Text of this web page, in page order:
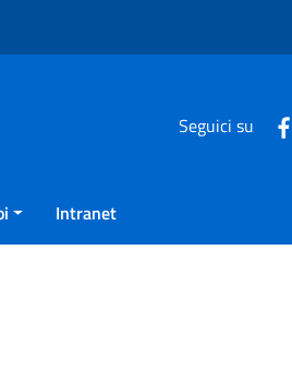
Seguici su
Intranet